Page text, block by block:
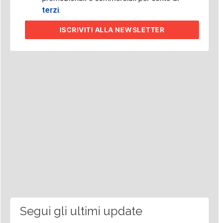
terzi.
ISCRIVITI ALLA NEWSLETTER
Segui gli ultimi update